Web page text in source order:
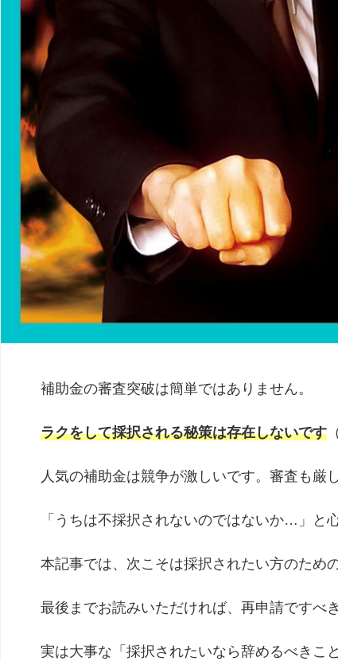
補助金の審査突破は簡単ではありません。
ラクをして採択される秘策は存在しないです
人気の補助金は競争が激しいです。審査も厳
「うちは不採択されないのではないか…」と
本記事では、次こそは採択されたい方のため
最後までお読みいただければ、再申請ですべ
実は大事な「採択されたいなら辞めるべきこ